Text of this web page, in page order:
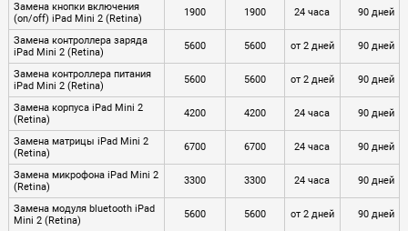
Замена кнопки включения
(on/off) iPad Mini 2 (Retina)
1900 1900 24 часа 90 дней
Замена контроллера заряда
iPad Mini 2 (Retina)
5600 5600 от 2 дней 90 дней
Замена контроллера питания
iPad Mini 2 (Retina)
5600 5600 от 2 дней 90 дней
Замена корпуса iPad Mini 2
(Retina)
4200 4200 24 часа 90 дней
Замена матрицы iPad Mini 2
(Retina)
6700 6700 24 часа 90 дней
Замена микрофона iPad Mini 2
(Retina)
3300 3300 24 часа 90 дней
Замена модуля bluetooth iPad
Mini 2 (Retina)
5600 5600 от 2 дней 90 дней